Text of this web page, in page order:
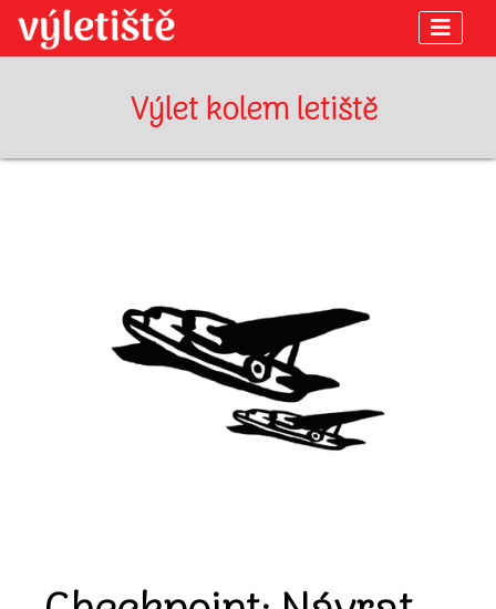
Výlet kolem letiště